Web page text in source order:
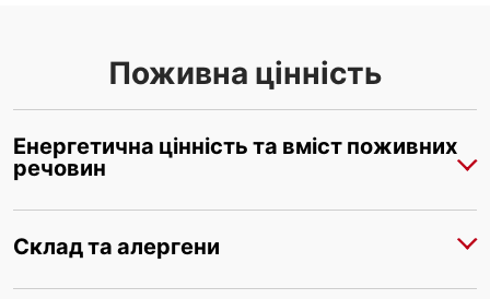
Поживна цінність
Енергетична цінність та вміст поживних
речовин
Склад та алергени